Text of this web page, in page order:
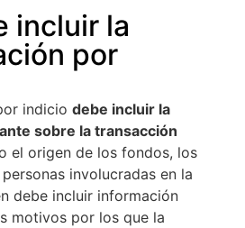
incluir la
por
indicio debe incluir la
sobre la transacción
el origen de los fondos, los
involucradas en la
debe incluir información
motivos por los que la